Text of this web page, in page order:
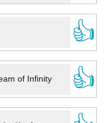
👍
of Infinity
👍